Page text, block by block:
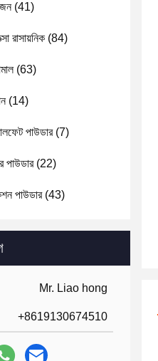
(41)
রাসায়নিক (84)
(63)
(14)
পাউডার(7)
পাউডার(22)
পাউডার(43)
Mr. Liao hong
+8619130674510